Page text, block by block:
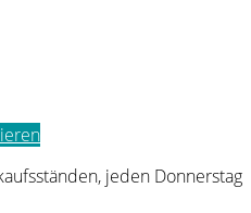
jeden Donnerstag